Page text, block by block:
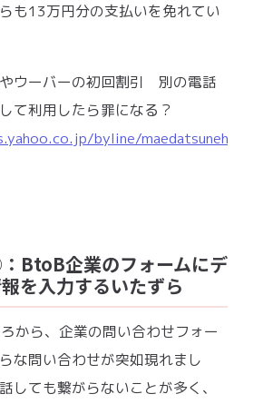
も13万円分の支払いを免れてい
ウーバーの初回割引 別の電話
て利用したら罪になる？
byline/maedatsunehiko/
BtoB企業のフォームにデ
を入力するいたずら
から、企業の問い合わせフォー
な問い合わせが突如現れまし
しても繋がらないことが多く、